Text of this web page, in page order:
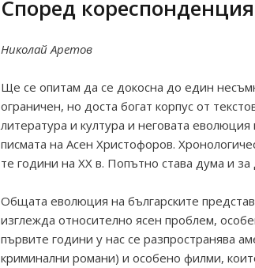
Според
Николай Аретов
Ще се опитам да се докосна до един
ограничен, но доста богат корпус от
литература и култура и неговата
писмата на Асен Христофоров.
те години на ХХ в. Попътно става дума и
Общата еволюция на българските
изглежда относително ясен проблем,
първите години у нас се разпространява
криминални романи) и особено филми,